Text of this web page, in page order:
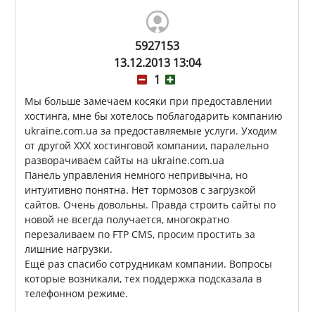
5927153
13.12.2013 13:04
1
Мы больше замечаем косяки при предоставлении
хостинга, мне бы хотелось поблагодарить компанию
ukraine.com.ua за предоставляемые услуги. Уходим
от другой XXX хостинговой компании, паралельно
разворачиваем сайты на ukraine.com.ua
Панель управления немного непривычна, но
интуитивно понятна. Нет тормозов с загрузкой
сайтов. Очень довольны. Правда строить сайты по
новой не всегда получается, многократно
перезаливаем по FTP CMS, просим простить за
лишние нагрузки.
Ещё раз спасибо сотрудникам компании. Вопросы
которые возникали, тех поддержка подсказала в
телефонном режиме.